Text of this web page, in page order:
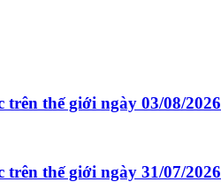
trên thế giới ngày 03/08/2026
trên thế giới ngày 31/07/2026